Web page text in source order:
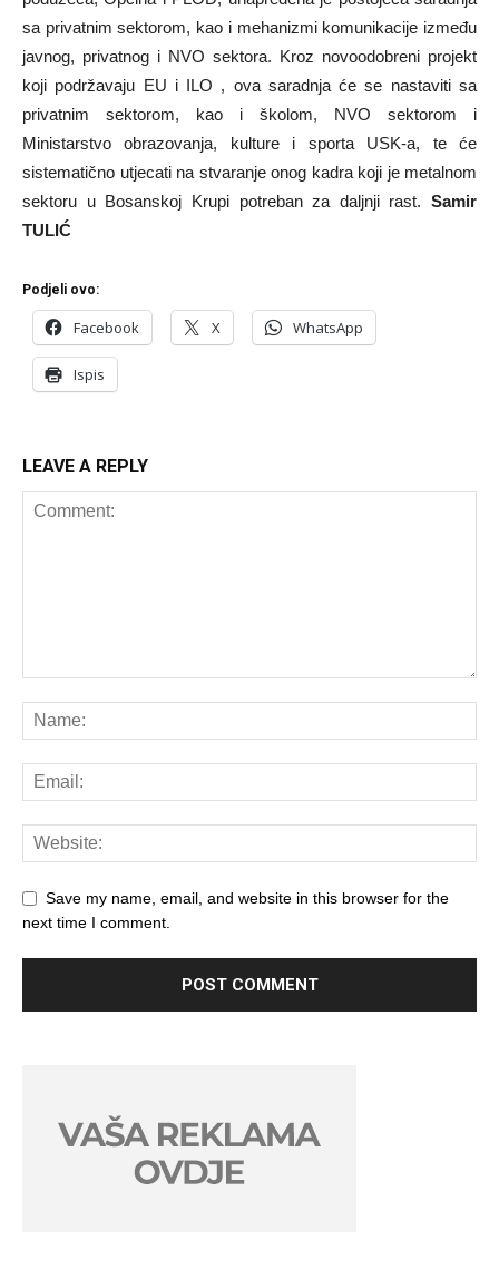
sa privatnim sektorom, kao i mehanizmi komunikacije između
javnog, privatnog i NVO sektora. Kroz novoodobreni projekt
koji podržavaju EU i ILO , ova saradnja će se nastaviti sa
privatnim sektorom, kao i školom, NVO sektorom i
Ministarstvo obrazovanja, kulture i sporta USK-a, te će
sistematično utjecati na stvaranje onog kadra koji je metalnom
sektoru u Bosanskoj Krupi potreban za daljnji rast. Samir
TULIĆ
Podjeli ovo:
Facebook X WhatsApp
Ispis
LEAVE A REPLY
Save my name, email, and website in this browser for the
next time I comment.